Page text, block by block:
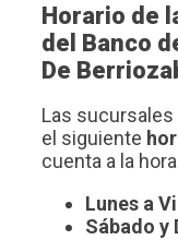
Horario de
del Banco
De
Las
el siguiente
cuenta a la
Lunes a
Sábado y